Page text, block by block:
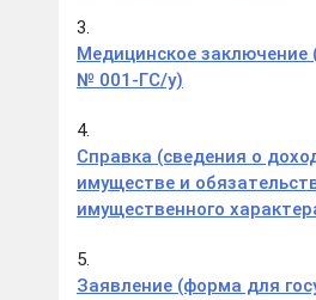
3.
Медицинское заключение
№ 001-ГС/у)
4.
Справка (сведения о
имуществе и
имущественного
5.
Заявление (форма для